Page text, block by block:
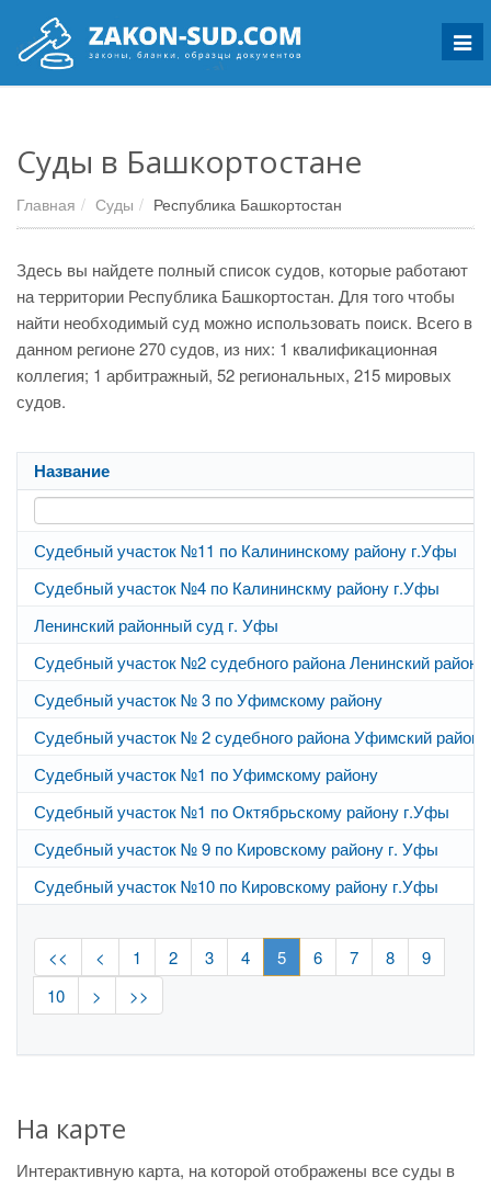
Суды в Башкортостане
Главная Суды Республика Башкортостан
Здесь вы найдете полный список судов, которые работают
на территории Республика Башкортостан. Для того чтобы
найти необходимый суд можно использовать поиск. Всего в
данном регионе 270 судов, из них: 1 квалификационная
коллегия; 1 арбитражный, 52 региональных, 215 мировых
судов.
Название
Судебный участок №11 по Калининскому району г.Уфы
Судебный участок №4 по Калининскму району г.Уфы
Ленинский районный суд г. Уфы
Судебный участок №2 судебного района Ленинский район
Судебный участок № 3 по Уфимскому району
Судебный участок № 2 судебного района Уфимский район
Судебный участок №1 по Уфимскому району
Судебный участок №1 по Октябрьскому району г.Уфы
Судебный участок № 9 по Кировскому району г. Уфы
Судебный участок №10 по Кировскому району г.Уфы
<< < 1 2 3 4 5 6 7 8
9
10
> >>
На карте
Интерактивную карта, на которой отображены все суды в